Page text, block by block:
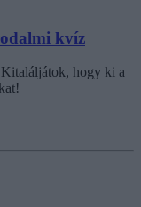
kvíz
Kitaláljátok, hogy ki a